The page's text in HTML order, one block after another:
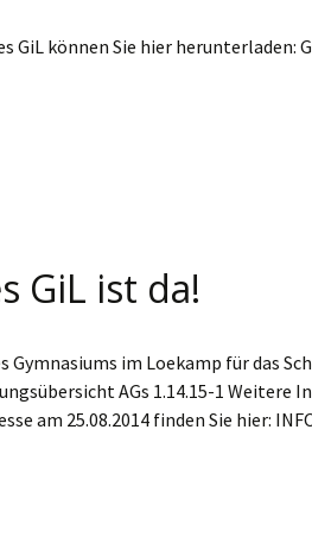
GiL können Sie hier herunterladen:
GiL ist da!
Gymnasiums im Loekamp für das
AGs 1.14.15-1 Weitere
am 25.08.2014 finden Sie hier: